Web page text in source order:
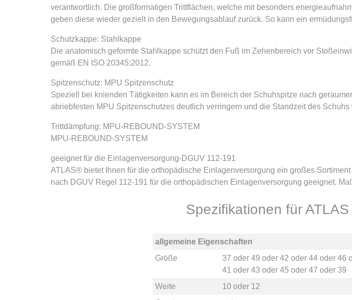
verantwortlich. Die großformatigen Trittflächen, welche mit besonders
geben diese wieder gezielt in den Bewegungsablauf zurück. So kann ein
Schutzkappe: Stahlkappe
Die anatomisch geformte Stahlkappe schützt den Fuß im Zehenbereich vor
gemäß EN ISO 20345:2012.
Spitzenschutz: MPU Spitzenschutz
Speziell bei knienden Tätigkeiten kann es im Bereich der Schuhspitze nach
abriebfesten MPU Spitzenschutzes deutlich verringern und die Standzeit des Schuhs
Trittdämpfung: MPU-REBOUND-SYSTEM
MPU-REBOUND-SYSTEM
geeignet für die Einlagenversorgung-DGUV 112-191
ATLAS® bietet Ihnen für die orthopädische Einlagenversorgung ein großes
nach DGUV Regel 112-191 für die orthopädischen Einlagenversorgung geeignet.
Spezifikationen für
allgemeine Eigenschaften
Größe
37 oder 49 oder 42 oder 44oder 46
41 oder 43 oder 45 oder 47 oder 39
Weite
10oder 12